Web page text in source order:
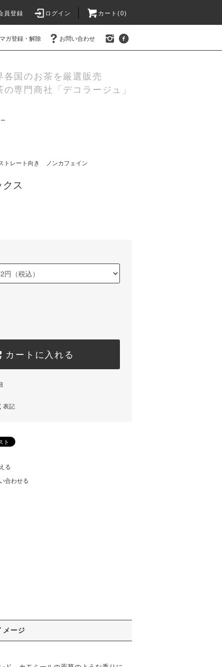
員登録 ログイン カート(0)
ガ登録・解除 お問い合わせ
各国のお茶を厳選販売
の専門商社「デコラージュ」
トレート向き ノンカフェイン
ス
カートに入れる
表記
る
合わせる
メージ